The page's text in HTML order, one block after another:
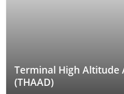
Terminal High Altitude
(THAAD)